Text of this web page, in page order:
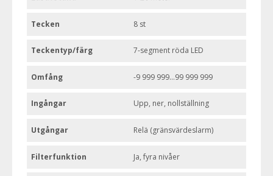
Tecken 8 st
Teckentyp/färg 7-segment röda LED
Omfång -9 999 999...99 999 999
Ingångar Upp, ner, nollställning
Utgångar Relä (gränsvärdeslarm)
Filterfunktion Ja, fyra nivåer